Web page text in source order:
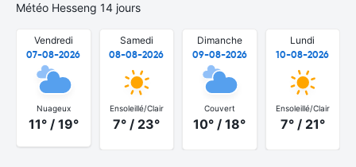
Météo Hesseng 14 jours
Vendredi
07-08-2026
Nuageux
11° / 19°
Samedi
08-08-2026
Ensoleillé/Clair
7° / 23°
Dimanche
09-08-2026
Couvert
10° / 18°
Lundi
10-08-2026
Ensoleillé/Clair
7° / 21°